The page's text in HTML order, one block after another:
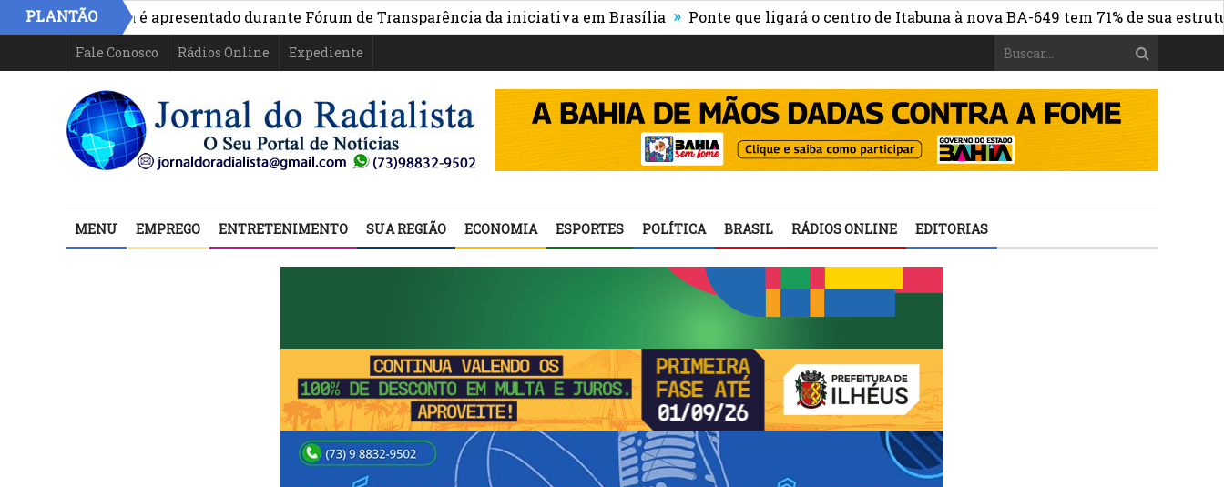
PLANTÃO
na Bahia é apresentado durante Fórum de Transparência da iniciativa em Brasília » Ponte que ligará o centro de Itabuna à nova BA-649 tem 71% de sua estrutura de
Fale Conosco Rádios Online Expediente
MENU EMPREGO ENTRETENIMENTO SUA REGIÃO ECONOMIA ESPORTES POLÍTICA BRASIL RÁDIOS ONLINE EDITORIAS